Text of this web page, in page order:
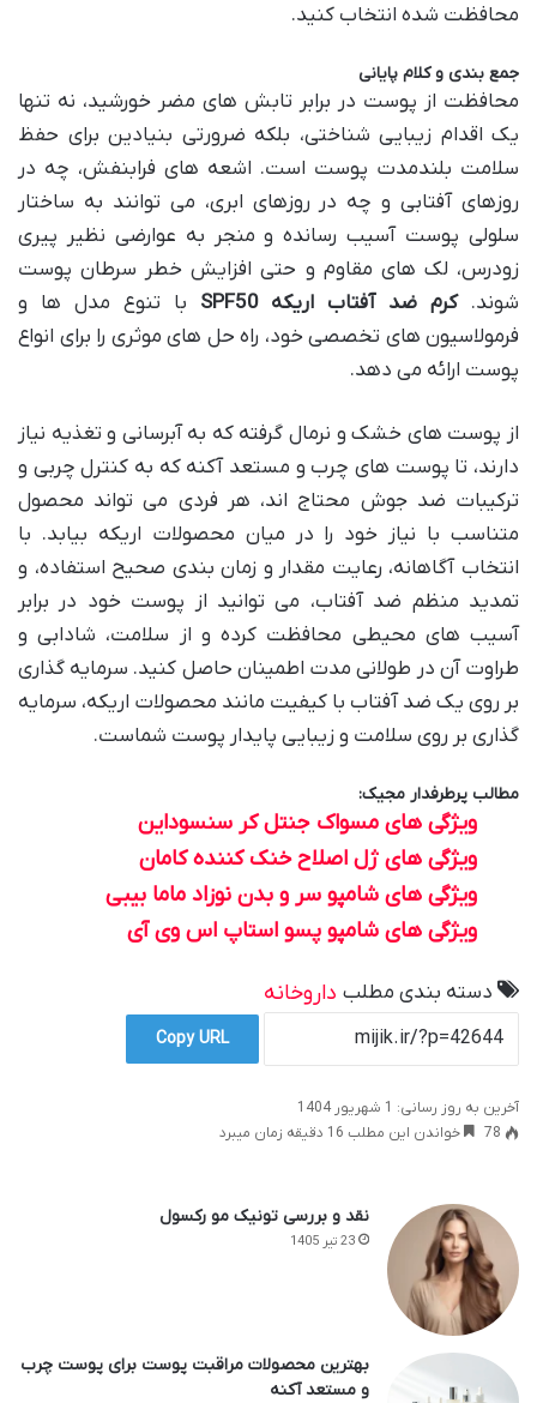
محافظت شده انتخاب کنید.
جمع بندی و کلام پایانی
محافظت از پوست در برابر تابش های مضر خورشید، نه تنها
یک اقدام زیبایی شناختی، بلکه ضرورتی بنیادین برای حفظ
سلامت بلندمدت پوست است. اشعه های فرابنفش، چه در
روزهای آفتابی و چه در روزهای ابری، می توانند به ساختار
سلولی پوست آسیب رسانده و منجر به عوارضی نظیر پیری
زودرس، لک های مقاوم و حتی افزایش خطر سرطان پوست
شوند.کرم ضد آفتاب اریکه SPF50
با تنوع مدل ها و
فرمولاسیون های تخصصی خود، راه حل های موثری را برای انواع
پوست ارائه می دهد.
از پوست های خشک و نرمال گرفته که به آبرسانی و تغذیه نیاز
دارند، تا پوست های چرب و مستعد آکنه که به کنترل چربی و
ترکیبات ضد جوش محتاج اند، هر فردی می تواند محصول
متناسب با نیاز خود را در میان محصولات اریکه بیابد. با
انتخاب آگاهانه، رعایت مقدار و زمان بندی صحیح استفاده، و
تمدید منظم ضد آفتاب، می توانید از پوست خود در برابر
آسیب های محیطی محافظت کرده و از سلامت، شادابی و
طراوت آن در طولانی مدت اطمینان حاصل کنید. سرمایه گذاری
بر روی یک ضد آفتاب با کیفیت مانند محصولات اریکه، سرمایه
گذاری بر روی سلامت و زیبایی پایدار پوست شماست.
مطالب پرطرفدار مجیک:
ویژگی های مسواک جنتل کر سنسوداین
ویژگی های ژل اصلاح خنک کننده کامان
ویژگی های شامپو سر و بدن نوزاد ماما بیبی
ویژگی های شامپو پسو استاپ اس وی آی
دسته بندی مطلب داروخانه
Copy URL
آخرین به روز رسانی: 1 شهریور 1404
78
خواندن این مطلب 16 دقیقه زمان میبرد
نقد و بررسی تونیک مو رکسول
23 تیر 1405
بهترین محصولات مراقبت پوست برای پوست چرب
و مستعد آکنه